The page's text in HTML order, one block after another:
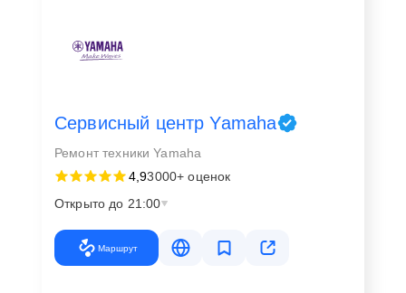
Сервисный центр Yamaha
Ремонт техники Yamaha
4,93000+ оценок
Открыто до 21:00
Маршрут